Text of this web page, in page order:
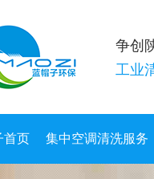
争创
工业
首页 集中空调清洗服务